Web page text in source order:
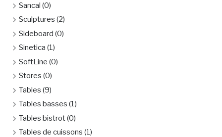
Sancal (0)
Sculptures (2)
Sideboard (0)
Sinetica (1)
SoftLine (0)
Stores (0)
Tables (9)
Tables basses (1)
Tables bistrot(0)
Tables de cuissons (1)